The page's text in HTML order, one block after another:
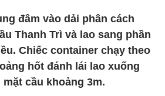
đâm vào dải phân cách
Thanh Trì và lao sang phần
Chiếc container chạy theo
hốt đánh lái lao xuống
cầu khoảng 3m.